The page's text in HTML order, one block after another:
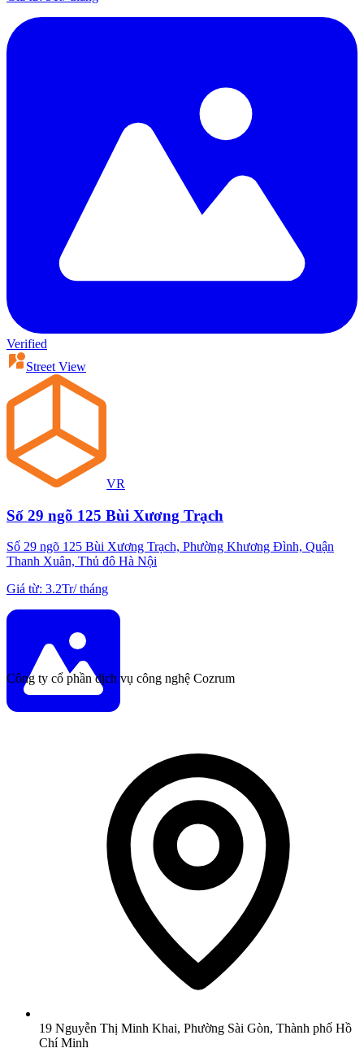
Verified
Street View
VR
Số 29 ngõ 125 Bùi Xương Trạch
Số 29 ngõ 125 Bùi Xương Trạch, Phường Khương Đình, Quận
Thanh Xuân, Thủ đô Hà Nội
Giá từ: 3.2Tr/tháng
Công ty cổ phần dịch vụ công nghệ Cozrum
19 Nguyễn Thị Minh Khai, Phường Sài Gòn, Thành phố Hồ
Chí Minh